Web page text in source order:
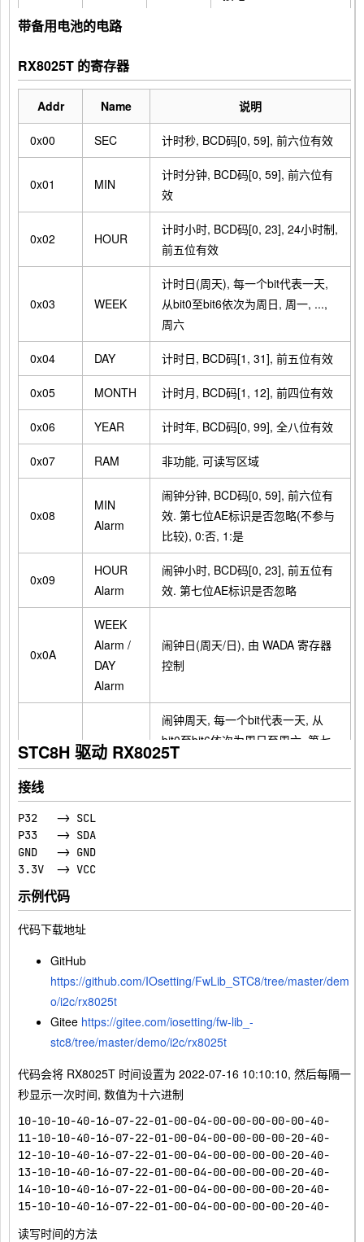
T2(VPP
13 SDA
I2C的数据输入输出, 输
出时为 N-ch open
drain, 需要上拉电阻.
14 N.C.
带备用电池的电路
RX8025T 的寄存器
Addr Name 说明
0x00 SEC 计时秒, BCD码[0, 59], 前六位有效
0x01 MIN
计时分钟, BCD码[0, 59], 前六位有
效
0x02 HOUR
计时小时, BCD码[0, 23], 24小时制,
前五位有效
0x03 WEEK
计时日(周天), 每一个bit代表一天,
从bit0至bit6依次为周日, 周一, ...,
周六
0x04 DAY 计时日, BCD码[1, 31], 前五位有效
0x05 MONTH 计时月, BCD码[1, 12], 前四位有效
0x06 YEAR 计时年, BCD码[0, 99], 全八位有效
0x07 RAM 非功能, 可读写区域
0x08
MIN
Alarm
闹钟分钟, BCD码[0, 59], 前六位有
效. 第七位AE标识是否忽略(不参与
比较), 0:否, 1:是
0x09
HOUR
Alarm
闹钟小时, BCD码[0, 23], 前五位有
效. 第七位AE标识是否忽略
0x0A
WEEK
Alarm /
DAY
Alarm
闹钟日(周天/日), 由 WADA 寄存器
控制
闹钟周天, 每一个bit代表一天, 从
bit0至bit6依次为周日至周六, 第七
位AE标识是否忽略
0x0B
Timer
Counter
0x0D
Extensio
n
Register
扩展功能寄存器
0x0E
Flag
Register
标志位寄存器
0x0F
Control
Register
控制位寄存器
STC8H 驱动 RX8025T
接线
P32   -> SCL
P33   -> SDA
GND   -> GND
示例代码
代码下载地址
GitHub
https://github.com/IOsetting/FwLib_STC8/tree/master/dem
o/i2c/rx8025t
Gitee https://gitee.com/iosetting/fw-lib_-
stc8/tree/master/demo/i2c/rx8025t
代码会将 RX8025T 时间设置为 2022-07-16 10:10:10, 然后每隔一
秒显示一次时间, 数值为十六进制
10-10-10-40-16-07-22-01-00-04-00-00-00-00-00-40-
11-10-10-40-16-07-22-01-00-04-00-00-00-00-20-40-
12-10-10-40-16-07-22-01-00-04-00-00-00-00-20-40-
13-10-10-40-16-07-22-01-00-04-00-00-00-00-20-40-
14-10-10-40-16-07-22-01-00-04-00-00-00-00-20-40-
读写时间的方法